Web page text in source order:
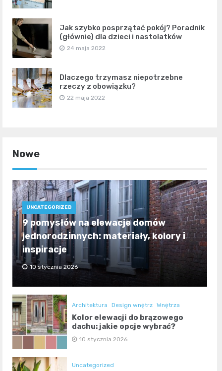
Jak szybko posprzątać pokój? Poradnik
(głównie) dla dzieci i nastolatków
24 maja 2022
Dlaczego trzymasz niepotrzebne
rzeczy z obowiązku?
22 maja 2022
Nowe
UNCATEGORIZED
9 pomysłów na elewacje domów
jednorodzinnych: materiały, kolory i
inspiracje
10 stycznia 2026
Architektura Design wnętrz Wnętrza
Kolor elewacji do brązowego
dachu: jakie opcje wybrać?
10 stycznia 2026
Uncategorized